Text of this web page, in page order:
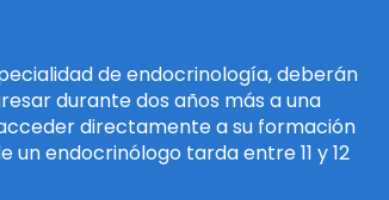
de endocrinología, deberán
durante dos años más a una
directamente a su formación
endocrinólogo tarda entre 11 y 12